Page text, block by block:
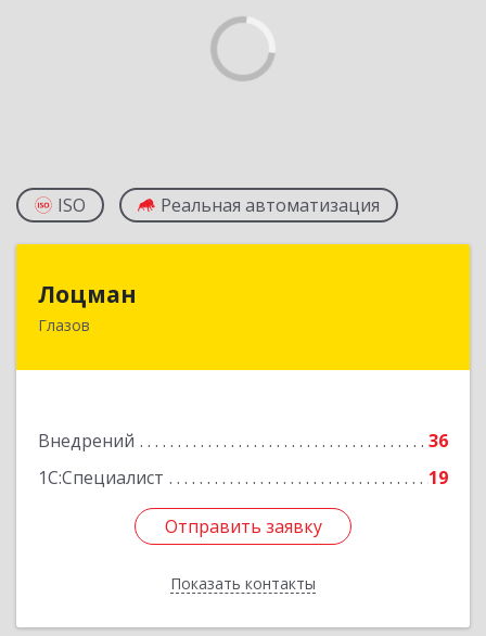
ISO Реальная автоматизация
Лоцман
Глазов
Внедрений
36
1С:Специалист
19
Отправить заявку
Показать контакты
427620, Удмуртская Респ, Глазов г, Сибирская
Отправить заявку
Назад